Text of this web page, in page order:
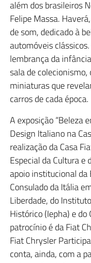
além dos brasileiros
Felipe Massa.
de som, dedicado à
automóveis
lembrança da
sala de
miniaturas que
carros de cada época.
A exposição “Beleza
Design Italiano na
realização da Casa
Especial da Cultura e
apoio institucional da
Consulado da Itália
Liberdade, do
Histórico (Iepha) e do
patrocínio é da Fiat
Fiat Chrysler
conta, ainda, com a